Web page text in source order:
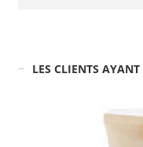
LES CLIENTS